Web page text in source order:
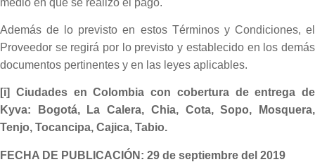
Además de lo previsto en estos Términos y Condiciones, el
Proveedor se regirá por lo previsto y establecido en los demás
documentos pertinentes y en las leyes aplicables.
[i] Ciudades en Colombia con cobertura de entrega de
Kyva: Bogotá, La Calera, Chia, Cota, Sopo, Mosquera,
Tenjo, Tocancipa, Cajica, Tabio.
FECHA DE PUBLICACIÓN: 29 de septiembre del 2019